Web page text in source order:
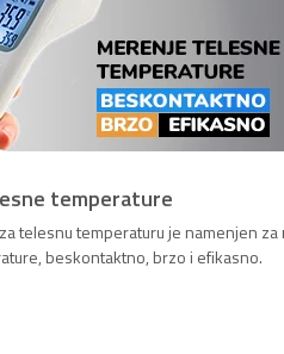
temperature
telesnu temperaturu je namenjen
beskontaktno, brzo i efikasno.